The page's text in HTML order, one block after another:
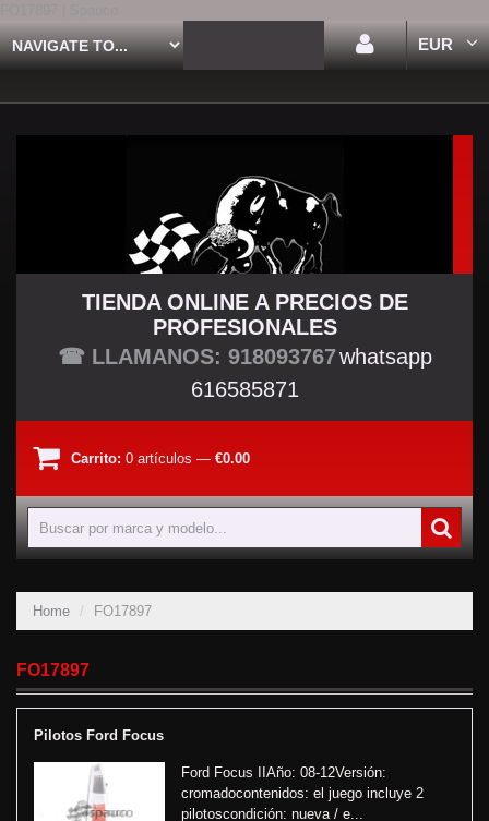
EUR
TU TIENDA TUNING
TIENDA ONLINE A PRECIOS DE
PROFESIONALES
☎ LLAMANOS: 918093767whatsapp
616585871
Carrito: 0 artículos — €0.00
Home FO17897
FO17897
Pilotos Ford Focus
Ford Focus IIAño: 08-12Versión:
cromadocontenidos: el juego incluye 2
pilotoscondición: nueva / e...